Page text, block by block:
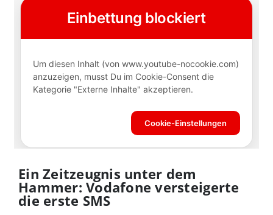
Ein Zeitzeugnis unter dem
Hammer: Vodafone versteigerte
die erste SMS